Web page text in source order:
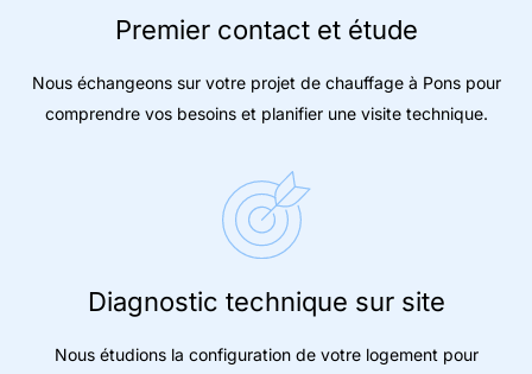
Premier contact et étude
Nous échangeons sur votre projet de chauffage à Pons pour
comprendre vos besoins et planifier une visite technique.
Diagnostic technique sur site
Nous étudions la configuration de votre logement pour